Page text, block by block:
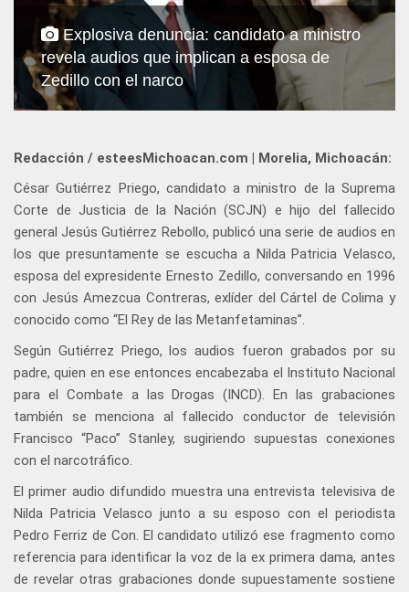
Explosiva denuncia: candidato a ministro
revela audios que implican a esposa de
Zedillo con el narco
Redacción / esteesMichoacan.com | Morelia, Michoacán:
César Gutiérrez Priego, candidato a ministro de la Suprema
Corte de Justicia de la Nación (SCJN) e hijo del fallecido
general Jesús Gutiérrez Rebollo, publicó una serie de audios en
los que presuntamente se escucha a Nilda Patricia Velasco,
esposa del expresidente Ernesto Zedillo, conversando en 1996
con Jesús Amezcua Contreras, exlíder del Cártel de Colima y
conocido como “El Rey de las Metanfetaminas”.
Según Gutiérrez Priego, los audios fueron grabados por su
padre, quien en ese entonces encabezaba el Instituto Nacional
para el Combate a las Drogas (INCD). En las grabaciones
también se menciona al fallecido conductor de televisión
Francisco “Paco” Stanley, sugiriendo supuestas conexiones
con el narcotráfico.
El primer audio difundido muestra una entrevista televisiva de
Nilda Patricia Velasco junto a su esposo con el periodista
Pedro Ferriz de Con. El candidato utilizó ese fragmento como
referencia para identificar la voz de la ex primera dama, antes
de revelar otras grabaciones donde supuestamente sostiene